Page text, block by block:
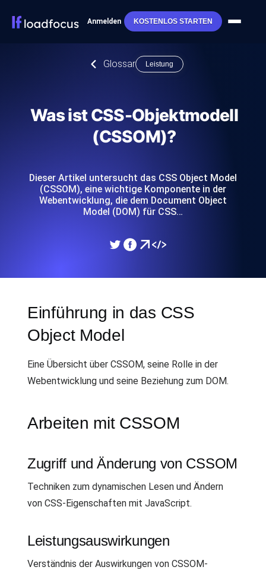
Anmelden KOSTENLOS STARTEN
Glossar Leistung
Was ist CSS-Objektmodell
(CSSOM)?
Dieser Artikel untersucht das CSS Object Model
(CSSOM), eine wichtige Komponente in der
Webentwicklung, die dem Document Object
Model (DOM) für CSS…
Einführung in das CSS
Object Model
Eine Übersicht über CSSOM, seine Rolle in der
Webentwicklung und seine Beziehung zum DOM.
Arbeiten mit CSSOM
Zugriff und Änderung von CSSOM
Techniken zum dynamischen Lesen und Ändern
von CSS-Eigenschaften mit JavaScript.
Leistungsauswirkungen
Verständnis der Auswirkungen von CSSOM-